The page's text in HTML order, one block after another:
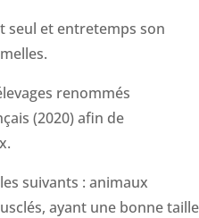
seul et entretemps son
renommés
(2020) afin de
suivants : animaux
ayant une bonne taille